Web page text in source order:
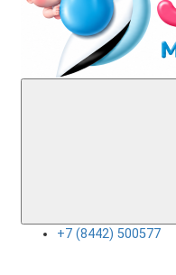
+7 (8442) 500577